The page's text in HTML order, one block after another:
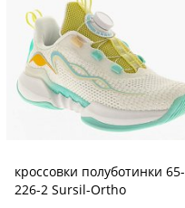
кроссовки полуботинки 65-
226-2 Sursil-Ortho